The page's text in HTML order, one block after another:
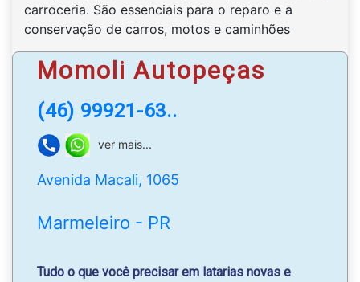
carroceria. São essenciais para o reparo e a
conservação de carros, motos e caminhões
Momoli Autopeças
(46) 99921-63..
ver mais...
Avenida Macali, 1065
Marmeleiro - PR
Tudo o que você precisar em latarias novas e